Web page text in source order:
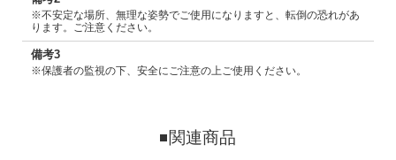
※不安定な場所、無理な姿勢でご使用になりますと、転倒の恐れがあ
ります。ご注意ください。
備考3
※保護者の監視の下、安全にご注意の上ご使用ください。
関連商品